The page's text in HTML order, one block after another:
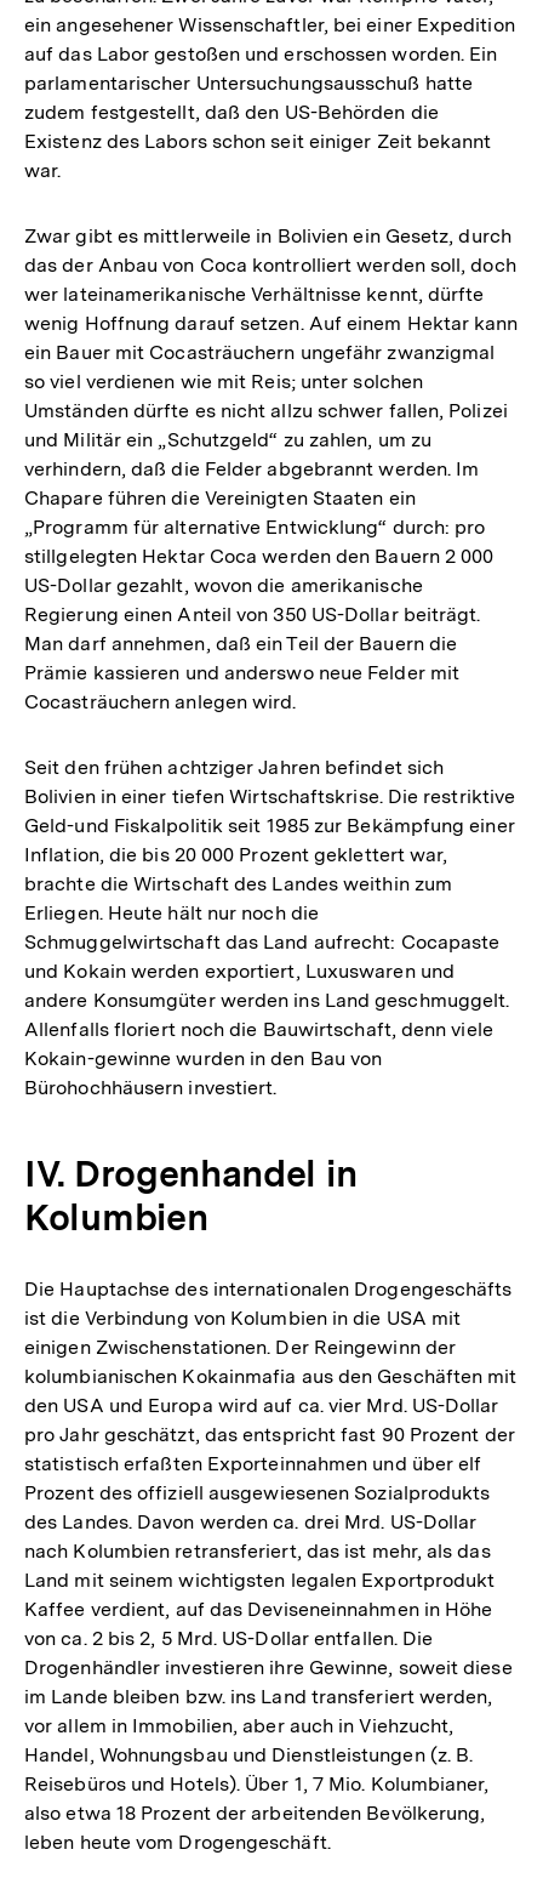
ein angesehener Wissenschaftler, bei einer Expedition
auf das Labor gestoßen und erschossen worden. Ein
parlamentarischer Untersuchungsausschuß hatte
zudem festgestellt, daß den US-Behörden die
Existenz des Labors schon seit einiger Zeit bekannt
war.
Zwar gibt es mittlerweile in Bolivien ein Gesetz, durch
das der Anbau von Coca kontrolliert werden soll, doch
wer lateinamerikanische Verhältnisse kennt, dürfte
wenig Hoffnung darauf setzen. Auf einem Hektar kann
ein Bauer mit Cocasträuchern ungefähr zwanzigmal
so viel verdienen wie mit Reis; unter solchen
Umständen dürfte es nicht allzu schwer fallen, Polizei
und Militär ein „Schutzgeld“ zu zahlen, um zu
verhindern, daß die Felder abgebrannt werden. Im
Chapare führen die Vereinigten Staaten ein
„Programm für alternative Entwicklung“ durch: pro
stillgelegten Hektar Coca werden den Bauern 2 000
US-Dollar gezahlt, wovon die amerikanische
Regierung einen Anteil von 350 US-Dollar beiträgt.
Man darf annehmen, daß ein Teil der Bauern die
Prämie kassieren und anderswo neue Felder mit
Cocasträuchern anlegen wird.
Seit den frühen achtziger Jahren befindet sich
Bolivien in einer tiefen Wirtschaftskrise. Die restriktive
Geld-und Fiskalpolitik seit 1985 zur Bekämpfung einer
Inflation, die bis 20 000 Prozent geklettert war,
brachte die Wirtschaft des Landes weithin zum
Erliegen. Heute hält nur noch die
Schmuggelwirtschaft das Land aufrecht: Cocapaste
und Kokain werden exportiert, Luxuswaren und
andere Konsumgüter werden ins Land geschmuggelt.
Allenfalls floriert noch die Bauwirtschaft, denn viele
Kokain-gewinne wurden in den Bau von
Bürohochhäusern investiert.
IV. Drogenhandel in
Kolumbien
Die Hauptachse des internationalen Drogengeschäfts
ist die Verbindung von Kolumbien in die USA mit
einigen Zwischenstationen. Der Reingewinn der
kolumbianischen Kokainmafia aus den Geschäften mit
den USA und Europa wird auf ca. vier Mrd. US-Dollar
pro Jahr geschätzt, das entspricht fast 90 Prozent der
statistisch erfaßten Exporteinnahmen und über elf
Prozent des offiziell ausgewiesenen Sozialprodukts
des Landes. Davon werden ca. drei Mrd. US-Dollar
nach Kolumbien retransferiert, das ist mehr, als das
Land mit seinem wichtigsten legalen Exportprodukt
Kaffee verdient, auf das Deviseneinnahmen in Höhe
von ca. 2 bis 2, 5 Mrd. US-Dollar entfallen. Die
Drogenhändler investieren ihre Gewinne, soweit diese
im Lande bleiben bzw. ins Land transferiert werden,
vor allem in Immobilien, aber auch in Viehzucht,
Handel, Wohnungsbau und Dienstleistungen (z. B.
Reisebüros und Hotels). Über 1, 7 Mio. Kolumbianer,
also etwa 18 Prozent der arbeitenden Bevölkerung,
leben heute vom Drogengeschäft.